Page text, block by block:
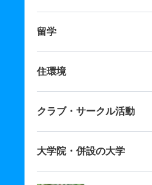
留学
住環境
クラブ・サークル活動
大学院・併設の大学